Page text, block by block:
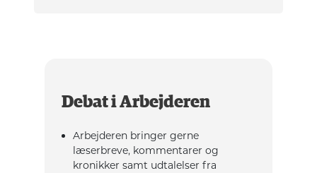
Debat i Arbejderen
Arbejderen bringer gerne
læserbreve, kommentarer og
kronikker samt udtalelser fra